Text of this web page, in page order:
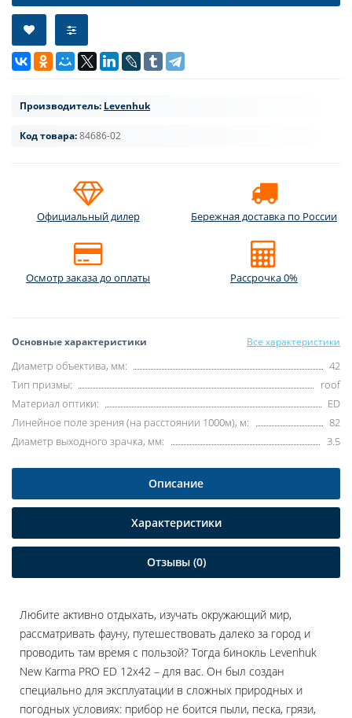
Производитель: Levenhuk
Код товара:84686-02
Официальный дилер Бережная доставка по России
Осмотр заказа до оплаты Рассрочка 0%
Основные характеристики Все характеристики
Диаметр объектива, мм:
42
Тип призмы:
roof
Материал оптики:
ED
Линейное поле зрения (на расстоянии 1000м), м:
82
Диаметр выходного зрачка, мм:
3.5
Описание
Характеристики
Отзывы (0)
Любите активно отдыхать, изучать окружающий мир,
рассматривать фауну, путешествовать далеко за город и
проводить там время с пользой? Тогда бинокль Levenhuk
New Karma PRO ED 12x42 – для вас. Он был создан
специально для эксплуатации в сложных природных и
погодных условиях: прибор не боится пыли, песка, грязи,